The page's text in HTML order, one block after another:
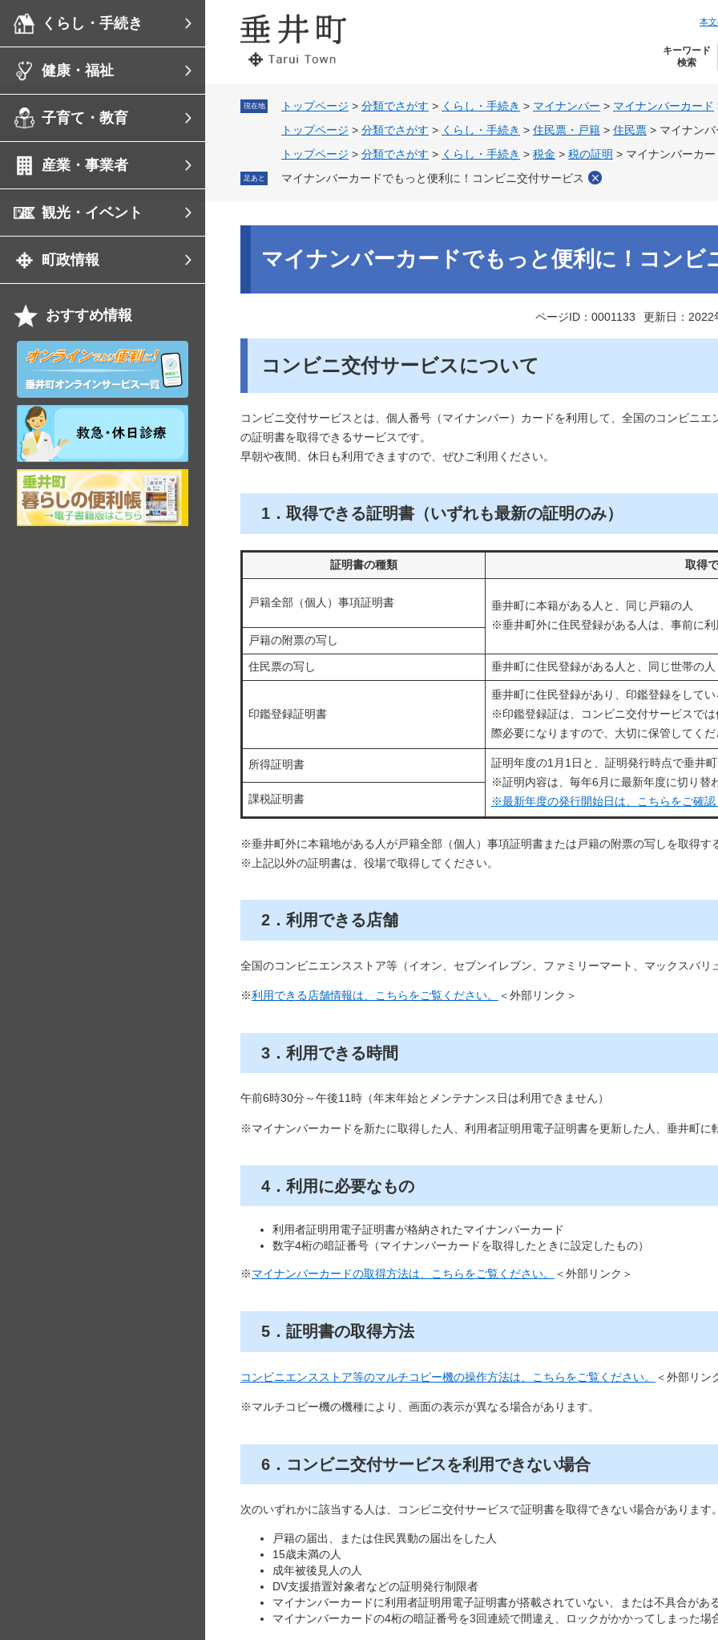
す。
本
くらし・手続き
健康・福祉
子育て・教育
産業・事業者
観光・イベント
町政情報
おすすめ情報
ン
ラ
イ
ン
サ
ー
ビ
ス
祝
日・
年
末
年
始
昼
間
岐
阜
県
垂
キーワード
検索
現在地 トップページ > 分類でさがす > くらし・手続き > マイナンバー > マイナンバーカード
トップページ > 分類でさがす > くらし・手続き > 住民票・戸籍 > 住民票 > マイナン
トップページ > 分類でさがす > くらし・手続き > 税金 > 税の証明 > マイナンバーカ
足あと マイナンバーカードでもっと便利に！コンビニ交付サービス
マイナンバーカードでもっと便利に！コンビ
ページID：0001133 更新日：2022
コンビニ交付サービスについて
コンビニ交付サービスとは、個人番号（マイナンバー）カードを利用して、全国のコンビニ
の証明書を取得できるサービスです。
早朝や夜間、休日も利用できますので、ぜひご利用ください。
1．取得できる証明書（いずれも最新の証明のみ）
証明書の種類 取得
戸籍全部（個人）事項証明書
垂井町に本籍がある人と、同じ戸籍の人
※垂井町外に住民登録がある人は、事前に利
戸籍の附票の写し
住民票の写し 垂井町に住民登録がある人と、同じ世帯の人
印鑑登録証明書
垂井町に住民登録があり、印鑑登録をしてい
※印鑑登録証は、コンビニ交付サービスで
際必要になりますので、大切に保管してくだ
所得証明書
証明年度の1月1日と、証明発行時点で垂井
※証明内容は、毎年6月に最新年度に切り替
※最新年度の発行開始日は、こちらをご確認
課税証明書
※垂井町外に本籍地がある人が戸籍全部（個人）事項証明書または戸籍の附票の写しを取得す
※上記以外の証明書は、役場で取得してください。
2．利用できる店舗
全国のコンビニエンスストア等（イオン、セブンイレブン、ファミリーマート、マックスバリ
※利用できる店舗情報​は、こちらをご覧ください。 ＜外部リンク＞
3．利用できる時間
午前6時30分～午後11時（年末年始とメンテナンス日は利用できません）
※マイナンバーカードを新たに取得した人、利用者証明用電子証明書を更新した人、垂井町に
4．利用に必要なもの
利用者証明用電子証明書が格納されたマイナンバーカード
数字4桁の暗証番号（マイナンバーカードを取得したときに設定したもの）
※ マイナンバーカードの取得方法は、こちらをご覧ください。 ＜外部リンク＞
5．証明書の取得方法
コンビニエンスストア等のマルチコピー機の操作方法は、こちらをご覧ください。 ＜外部リン
※マルチコピー機の機種により、画面の表示が異なる場合があります。
6．コンビニ交付サービスを利用できない場合
次のいずれかに該当する人は、コンビニ交付サービスで証明書を取得できない場合があります。
戸籍の届出、または住民異動の届出をした人
15歳未満の人
成年被後見人の人
DV支援措置対象者などの証明発行制限者
マイナンバーカードに利用者証明用電子証明書が搭載されていない、または不具合があ
マイナンバーカードの4桁の暗証番号を3回連続で間違え、ロックがかかってしまった場